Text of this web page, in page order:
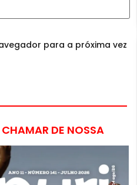
para a próxima vez
DE NOSSA